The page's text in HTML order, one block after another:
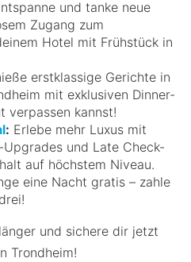
und tanke neue
Zugang zum
Hotel mit Frühstück in
erstklassige Gerichte in
mit exklusiven Dinner-
verpassen kannst!
: Erlebe mehr Luxus mit
und Late Check-
auf höchstem Niveau.
eine Nacht gratis – zahle
und sichere dir jetzt
Trondheim!